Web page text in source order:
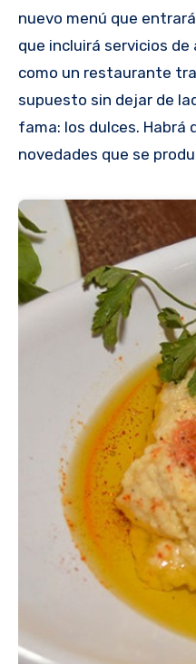
nuevo menú que
que incluirá servicios de
como un restaurante
supuesto sin dejar de
fama: los dulces. Habrá
novedades que se